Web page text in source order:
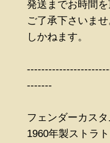
発送までお時間
ご了承下さいま
しかねます。
-------
フェンダーカスタ
1960年製ストラ